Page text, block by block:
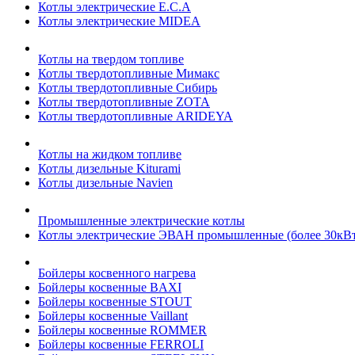
Котлы электрические E.C.A
Котлы электрические MIDEA
Котлы на твердом топливе
Котлы твердотопливные Мимакс
Котлы твердотопливные Сибирь
Котлы твердотопливные ZOTA
Котлы твердотопливные ARIDEYA
Котлы на жидком топливе
Котлы дизельные Kiturami
Котлы дизельные Navien
Промышленные электрические котлы
Котлы электрические ЭВАН промышленные (более
Бойлеры косвенного нагрева
Бойлеры косвенные BAXI
Бойлеры косвенные STOUT
Бойлеры косвенные Vaillant
Бойлеры косвенные ROMMER
Бойлеры косвенные FERROLI